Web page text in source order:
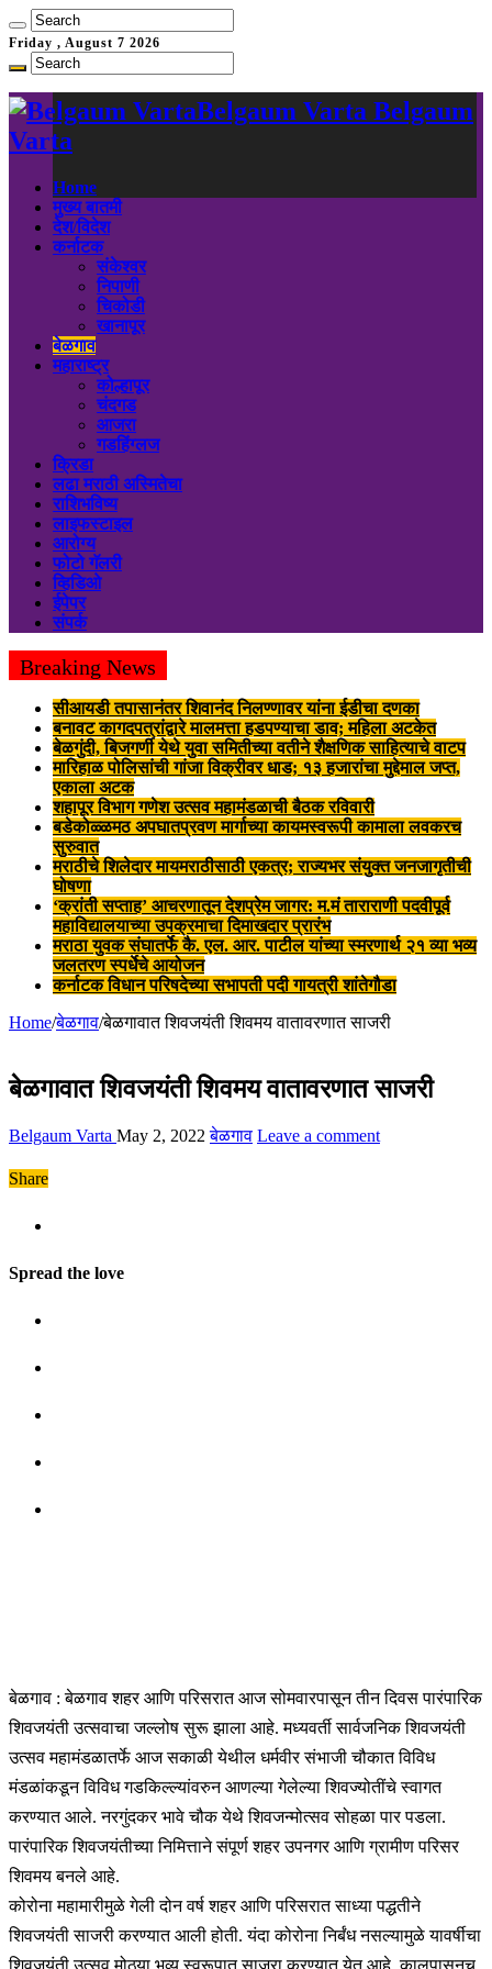
Friday , August 7 2026
Belgaum Varta Belgaum
Varta
Home
मुख्य बातमी
देश/विदेश
कर्नाटक
संकेश्वर
निपाणी
चिकोडी
खानापूर
बेळगाव
महाराष्ट्र
कोल्हापूर
चंदगड
आजरा
गडहिंग्लज
क्रिडा
लढा मराठी अस्मितेचा
राशिभविष्य
लाइफस्टाइल
आरोग्य
फोटो गॅलरी
व्हिडिओ
ईपेपर
संपर्क
Breaking News
सीआयडी तपासानंतर शिवानंद निलण्णावर यांना ईडीचा दणका
बनावट कागदपत्रांद्वारे मालमत्ता हडपण्याचा डाव; महिला अटकेत
बेळगुंदी, बिजगर्णी येथे युवा समितीच्या वतीने शैक्षणिक साहित्याचे वाटप
मारिहाळ पोलिसांची गांजा विक्रीवर धाड; १३ हजारांचा मुद्देमाल जप्त,
एकाला अटक
शहापूर विभाग गणेश उत्सव महामंडळाची बैठक रविवारी
बडेकोळ्ळमठ अपघातप्रवण मार्गाच्या कायमस्वरूपी कामाला लवकरच
सुरुवात
मराठीचे शिलेदार मायमराठीसाठी एकत्र; राज्यभर संयुक्त जनजागृतीची
घोषणा
‘क्रांती सप्ताह’ आचरणातून देशप्रेम जागर: म.मं ताराराणी पदवीपूर्व
महाविद्यालयाच्या उपक्रमाचा दिमाखदार प्रारंभ
मराठा युवक संघातर्फे कै. एल. आर. पाटील यांच्या स्मरणार्थ २१ व्या भव्य
जलतरण स्पर्धेचे आयोजन
कर्नाटक विधान परिषदेच्या सभापती पदी गायत्री शांतेगौडा
Home/बेळगाव/बेळगावात शिवजयंती शिवमय वातावरणात साजरी
बेळगावात शिवजयंती शिवमय वातावरणात साजरी
Belgaum Varta May 2, 2022 बेळगाव Leave a comment
Share
Spread the love
बेळगाव : बेळगाव शहर आणि परिसरात आज सोमवारपासून तीन दिवस पारंपारिक
शिवजयंती उत्सवाचा जल्लोष सुरू झाला आहे. मध्यवर्ती सार्वजनिक शिवजयंती
उत्सव महामंडळातर्फे आज सकाळी येथील धर्मवीर संभाजी चौकात विविध
मंडळांकडून विविध गडकिल्ल्यांवरुन आणल्या गेलेल्या शिवज्योतींचे स्वागत
करण्यात आले. नरगुंदकर भावे चौक येथे शिवजन्मोत्सव सोहळा पार पडला.
पारंपारिक शिवजयंतीच्या निमित्ताने संपूर्ण शहर उपनगर आणि ग्रामीण परिसर
शिवमय बनले आहे.
कोरोना महामारीमुळे गेली दोन वर्ष शहर आणि परिसरात साध्या पद्धतीने
शिवजयंती साजरी करण्यात आली होती. यंदा कोरोना निर्बंध नसल्यामुळे यावर्षीचा
शिवजयंती उत्सव मोठ्या भव्य स्वरूपात साजरा करण्यात येत आहे. कालपासूनच